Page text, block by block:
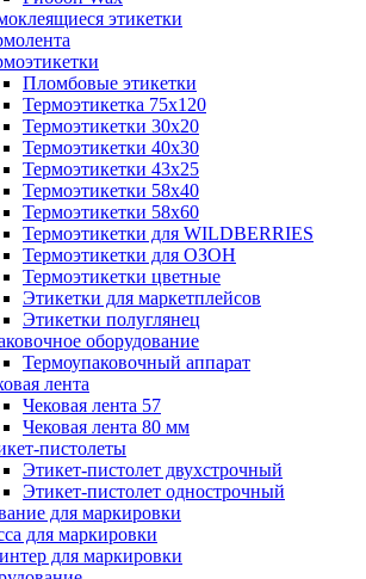
этикетки
Пломбовые этикетки
Термоэтикетка 75х120
Термоэтикетки 30х20
Термоэтикетки 40х30
Термоэтикетки 43х25
Термоэтикетки 58х40
Термоэтикетки 58х60
Термоэтикетки для WILDBERRIES
Термоэтикетки для ОЗОН
Термоэтикетки цветные
Этикетки для маркетплейсов
Этикетки полуглянец
оборудование
Термоупаковочный аппарат
лента
Чековая лента 57
Чековая лента 80 мм
пистолеты
Этикет-пистолет двухстрочный
Этикет-пистолет однострочный
для маркировки
для маркировки
для маркировки